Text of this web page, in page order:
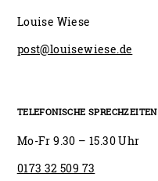
Louise Wiese
post@louisewiese.de
TELEFONISCHE SPRECHZEITEN
Mo-Fr 9.30 – 15.30 Uhr
0173 32 509 73